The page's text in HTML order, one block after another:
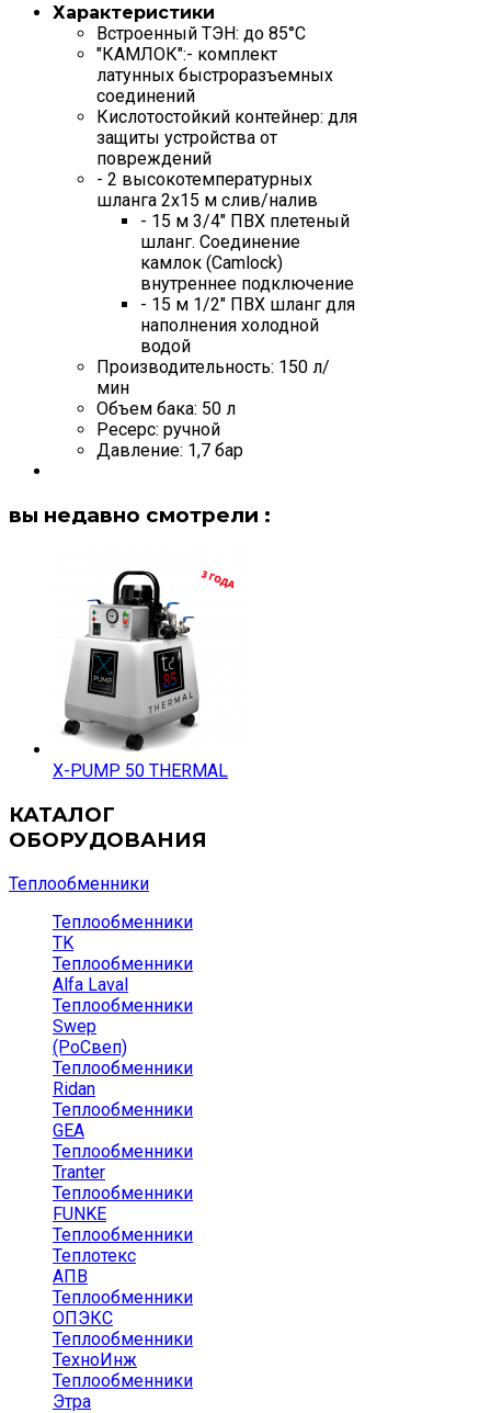
Характеристики
Встроенный ТЭН: до 85°С
"КАМЛОК":- комплект
латунных быстроразъемных
соединений
Кислотостойкий контейнер: для
защиты устройства от
повреждений
- 2 высокотемпературных
шланга 2x15 м слив/налив
- 15 м 3/4" ПВХ плетеный
шланг. Соединение
камлок (Camlock)
внутреннее подключение
- 15 м 1/2" ПВХ шланг для
наполнения холодной
водой
Производительность: 150 л/
мин
Объем бака: 50 л
Ресерс: ручной
Давление: 1,7 бар
вы недавно смотрели :
X-PUMP 50 THERMAL
КАТАЛОГ
ОБОРУДОВАНИЯ
Теплообменники
Теплообменники
TK
Теплообменники
Alfa Laval
Теплообменники
Swep
(РоСвеп)
Теплообменники
Ridan
Теплообменники
GEA
Теплообменники
Tranter
Теплообменники
FUNKE
Теплообменники
Теплотекс
АПВ
Теплообменники
ОПЭКС
Теплообменники
ТехноИнж
Теплообменники
Этра